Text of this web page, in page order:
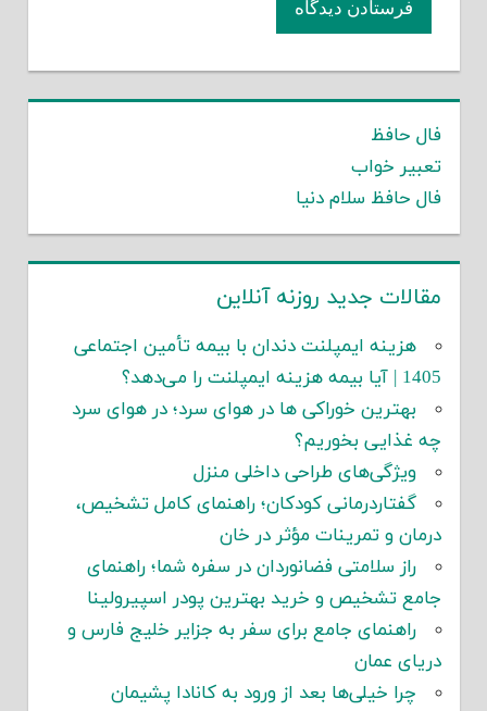
فال حافظ
تعبیر خواب
فال حافظ سلام دنیا
مقالات جدید روزنه آنلاین
هزینه ایمپلنت دندان با بیمه تأمین اجتماعی
1405 | آیا بیمه هزینه ایمپلنت را می‌دهد؟
بهترین خوراکی ها در هوای سرد؛ در هوای سرد
چه غذایی بخوریم؟
ویژگی‌های طراحی داخلی منزل
گفتاردرمانی کودکان؛ راهنمای کامل تشخیص،
درمان و تمرینات مؤثر در خان
راز سلامتی فضانوردان در سفره شما؛ راهنمای
جامع تشخیص و خرید بهترین پودر اسپیرولینا
راهنمای جامع برای سفر به جزایر خلیج فارس و
دریای عمان
چرا خیلی‌ها بعد از ورود به کانادا پشیمان